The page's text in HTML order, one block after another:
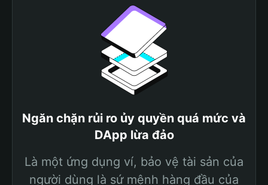
Ngăn chặn rủi ro ủy quyền quá mức và
DApp lừa đảo
Là một ứng dụng ví, bảo vệ tài sản của
người dùng là sứ mệnh hàng đầu của